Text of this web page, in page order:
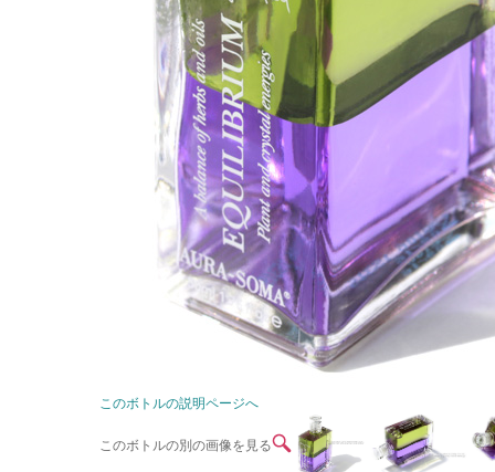
このボトルの説明ページへ
このボトルの別の画像を見る